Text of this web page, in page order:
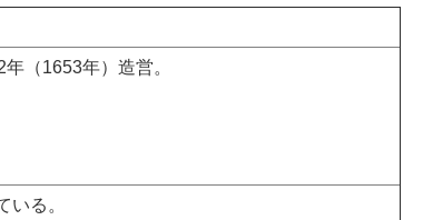
（1653年）造営。
る。